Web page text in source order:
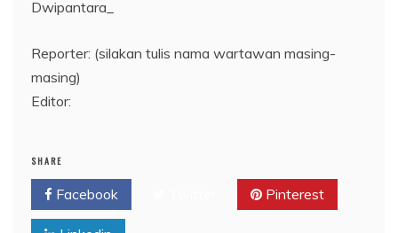
Dwipantara_
Reporter: (silakan tulis nama wartawan masing-
masing)
Editor:
SHARE
Facebook Pinterest